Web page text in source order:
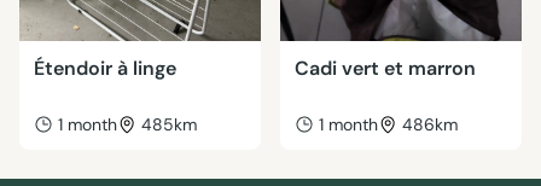
Étendoir à linge
1 month 485km
Cadi vert et marron
1 month 486km